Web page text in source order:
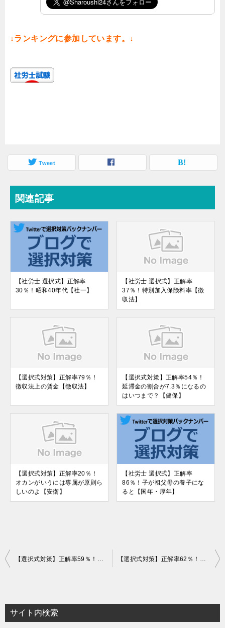
↓ランキングに参加しています。↓
Tweet
関連記事
【社労士 選択式】正解率
30％！昭和40年代【社一】
【社労士 選択式】正解率
37％！特別加入保険料率【徴
収法】
【選択式対策】正解率79％！
徴収法上の賃金【徴収法】
【選択式対策】正解率54％！
延滞金の割合が7.3％になるの
はいつまで？【健保】
【選択式対策】正解率20％！
オカンがいうには専属が原則ら
しいのよ【安衛】
【社労士 選択式】正解率
86％！子が祖父母の養子にな
ると【国年・厚年】
投
ビ
ゲ
【選択式対策】正解率59％！業種の特例【労基】 【選択式対策】正解率62％！「67歳の高年齢被保険者です。」支給されないのは？【雇用保険】
サイト内検索